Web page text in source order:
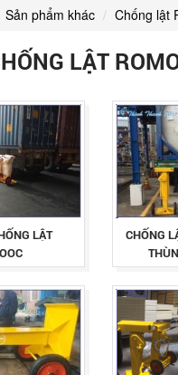
Sản phẩm khác Chống lật
LẬT
LẬT
CHỐNG